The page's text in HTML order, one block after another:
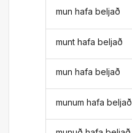
mun hafa beljað
munt hafa beljað
mun hafa beljað
munum hafa beljað